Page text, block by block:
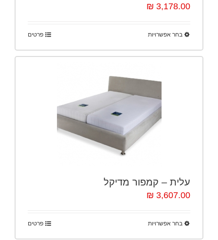
3,178.00 ₪
בחר אפשרויות פרטים
עלית – קמפור מדיקל
3,607.00 ₪
בחר אפשרויות פרטים